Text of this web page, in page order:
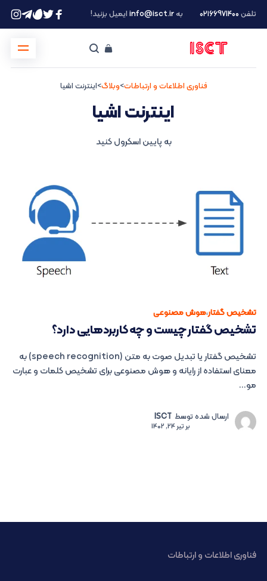
تلفن ۰۲۱66971400 بهinfo@isct.irایمیل بزنید!
فناوری اطلاعات و ارتباطات>وبلاگ>اینترنت اشیا
اینترنت اشیا
به پایین اسکرول کنید
تشخیص گفتار،هوش مصنوعی
تشخیص گفتار چیست و چه کاربردهایی دارد؟
تشخیص گفتار یا تبدیل صوت به متن (speech recognition) به
معنای استفاده از رایانه و هوش مصنوعی برای تشخیص کلمات و عبارت
مو...
ارسال شده توسط ISCT
برتیر 24, 1402
فناوری اطلاعات و ارتباطات